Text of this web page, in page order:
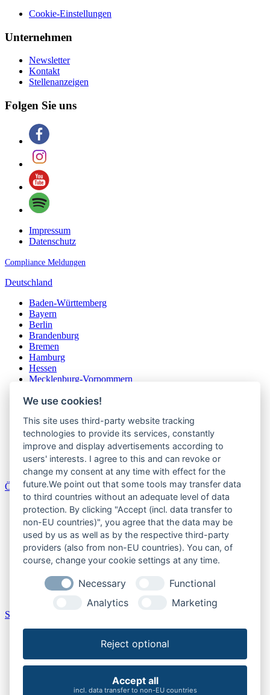
Cookie-Einstellungen
Unternehmen
Newsletter
Kontakt
Stellenanzeigen
Folgen Sie uns
Impressum
Datenschutz
Compliance Meldungen
Deutschland
Baden-Württemberg
Bayern
Berlin
Brandenburg
Bremen
Hamburg
Hessen
Mecklenburg-Vorpommern
Nordrhein-Westfalen
Saarland
Sachsen
Sachsen-Anhalt
Schleswig-Holstein
Thüringen
Österreich
Burgenland
Kärnten
Niederösterreich
Oberösterreich
Salzburger Land
Steiermark
Vorarlberg
Schweiz
St. Gallen
We use cookies!
This site uses third-party website tracking
technologies to provide its services, constantly
improve and display advertisements according to
users' interests. I agree to this and can revoke or
change my consent at any time with effect for the
future.We point out that some tools may transfer data
to third countries without an adequate level of data
protection. By clicking "Accept (incl. data transfer to
non-EU countries)", you agree that the data may be
used by us as well as by the respective third-party
providers (also from non-EU countries). You can, of
course, change your cookie settings at any time.
Necessary
Functional
Analytics
Marketing
Reject optional
Accept all
incl. data transfer to non-EU countries